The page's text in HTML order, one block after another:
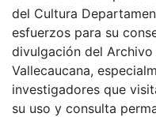
del Cultura
esfuerzos para su
divulgación del
Vallecaucana,
investigadores que
su uso y consulta